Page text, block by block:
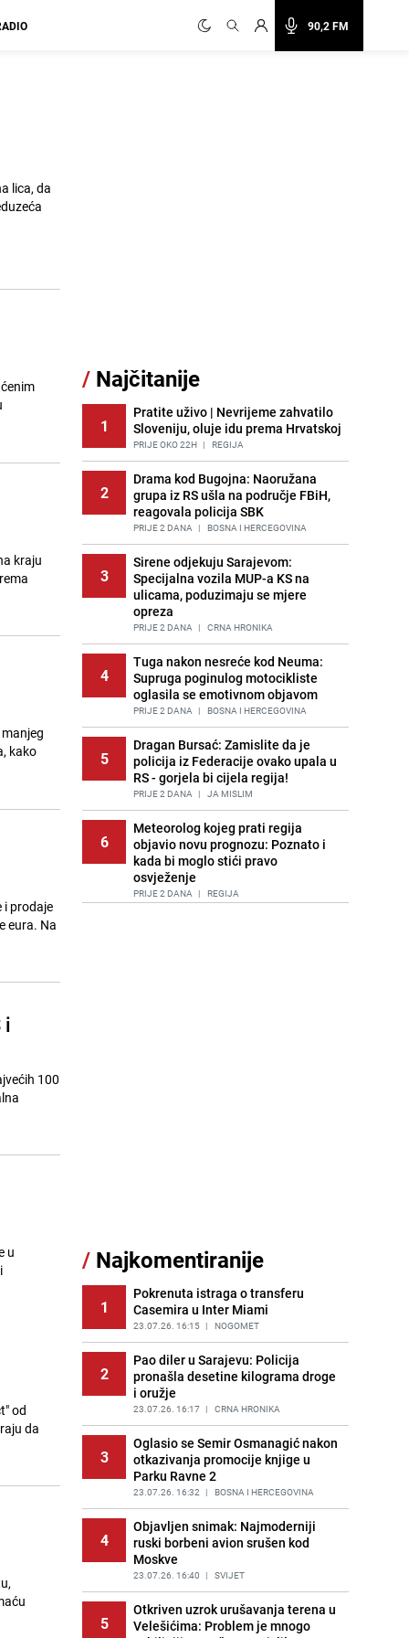
90,2 FM
lica, da
kraju
kako
i prodaje
eura. Na
i
100
u
od
da
/ Najčitanije
1
Pratite uživo | Nevrijeme zahvatilo
Sloveniju, oluje idu prema Hrvatskoj
PRIJE OKO 22H | REGIJA
2
Drama kod Bugojna: Naoružana
grupa iz RS ušla na područje FBiH,
reagovala policija SBK
PRIJE 2 DANA | BOSNA I HERCEGOVINA
3
Sirene odjekuju Sarajevom:
Specijalna vozila MUP-a KS na
ulicama, poduzimaju se mjere
opreza
PRIJE 2 DANA | CRNA HRONIKA
4
Tuga nakon nesreće kod Neuma:
Supruga poginulog motocikliste
oglasila se emotivnom objavom
PRIJE 2 DANA | BOSNA I HERCEGOVINA
5
Dragan Bursać: Zamislite da je
policija iz Federacije ovako upala u
RS - gorjela bi cijela regija!
PRIJE 2 DANA | JA MISLIM
6
Meteorolog kojeg prati regija
objavio novu prognozu: Poznato i
kada bi moglo stići pravo
osvježenje
PRIJE 2 DANA | REGIJA
11
naselju Vraca? Policija zaprimila
dojavu, izašli na teren
PRIJE 2 DANA | CRNA HRONIKA
12
Znate li šta Dino Merlin pojede prije
izlaska na scenu? Njegov ritual
iznenadio mnoge
PRIJE 1 DAN | SHOWBIZ
13
Nastavak provokacija: MUP RS
oduzeo zastavu s ljiljanima i
sankcionisao vozača iz Bosanskog
Novog
PRIJE 1 DAN | BOSNA I HERCEGOVINA
14
Pojavili su vam se mravi u kući? Bez
brige, ovo su najbolji načini da ih se
riješite
PRIJE 2 DANA
15
Kako izgleda travnjak stadiona
Koševo nakon tri koncerta Dine
Merlina
/ Najkomentiranije
1
Pokrenuta istraga o transferu
Casemira u Inter Miami
23.07.26. 16:15 | NOGOMET
2
Pao diler u Sarajevu: Policija
pronašla desetine kilograma droge
i oružje
23.07.26. 16:17 | CRNA HRONIKA
3
Oglasio se Semir Osmanagić nakon
otkazivanja promocije knjige u
Parku Ravne 2
23.07.26. 16:32 | BOSNA I HERCEGOVINA
4
Objavljen snimak: Najmoderniji
ruski borbeni avion srušen kod
Moskve
23.07.26. 16:40 | SVIJET
5
Otkriven uzrok urušavanja terena u
Velešićima: Problem je mnogo